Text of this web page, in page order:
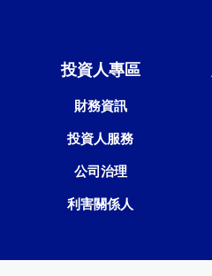
投資人專區
財務資訊
投資人服務
公司治理
利害關係人